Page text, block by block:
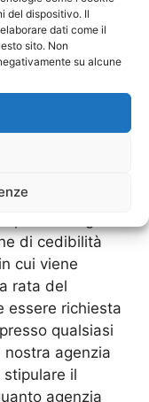
del dispositivo. Il
dati come il
sito. Non
su alcune
è gestita in
nostro
l’istruttoria e
il
Stipendio
non può
tipo di
di cedibilità
cui viene
rata del
essere richiesta
qualsiasi
nostra agenzia
il
agenzia